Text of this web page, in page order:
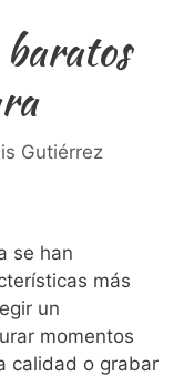
Gutiérrez
⁢se han
más⁢
un
momentos
calidad o ⁤grabar